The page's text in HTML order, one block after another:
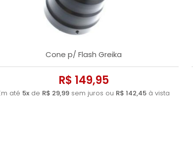
Cone p/ Flash Greika
R$ 149,95
até 5x de R$ 29,99 sem juros ou R$ 142,45 à vista